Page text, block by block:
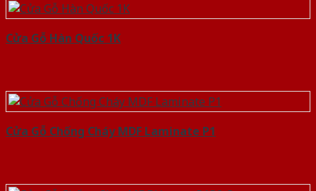
Cửa Gỗ Hàn Quốc 1K
Cửa Gỗ Chống Cháy MDF Laminate P1